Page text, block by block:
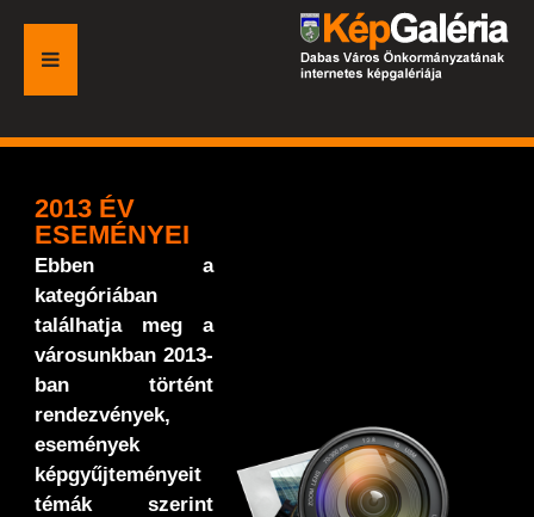
FŐOLDAL
GALÉRIA
ESEMÉNYEK
VÁROSI HONLAP
2013 ÉV
ESEMÉNYEI
Ebben a
kategóriában
találhatja meg a
városunkban 2013-
ban történt
rendezvények,
események
képgyűjteményeit
témák szerint